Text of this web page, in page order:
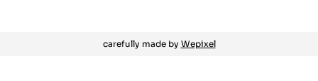
carefully made by Wepixel